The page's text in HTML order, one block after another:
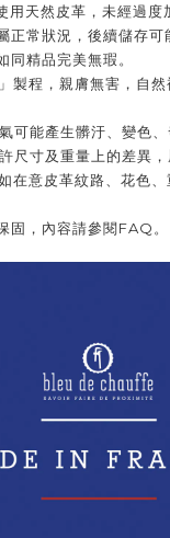
用天然皮革，未經過度
正常狀況，後續儲存可
同精品完美無瑕。
製程，親膚無害，自
可能產生髒汙、變色、
尺寸及重量上的差異，
在意皮革紋路、花色
固，內容請參閱FAQ。